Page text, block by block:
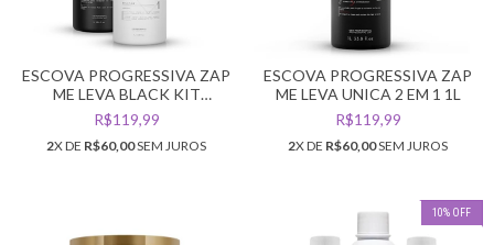
ESCOVA PROGRESSIVA ZAP
ME LEVA BLACK KIT
ALINHAMENTO E REPARO
R$119,99
2X DE R$60,00SEM JUROS
ESCOVA PROGRESSIVA ZAP
ME LEVA UNICA 2 EM 1 1L
R$119,99
2X DE R$60,00SEM JUROS
10% OFF